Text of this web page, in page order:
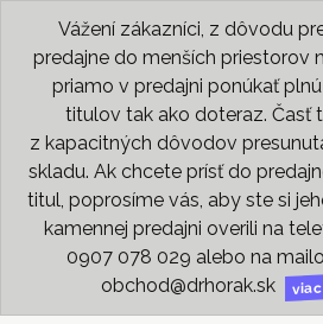
Vážení zákazníci, z dôvodu
predajne do menších priestorov
priamo v predajni ponúkať
titulov tak ako doteraz. Časť
z kapacitných dôvodov
skladu. Ak chcete prísť do
titul, poprosíme vás, aby ste si
kamennej predajni overili na
0907 078 029 alebo na
obchod@drhorak.sk